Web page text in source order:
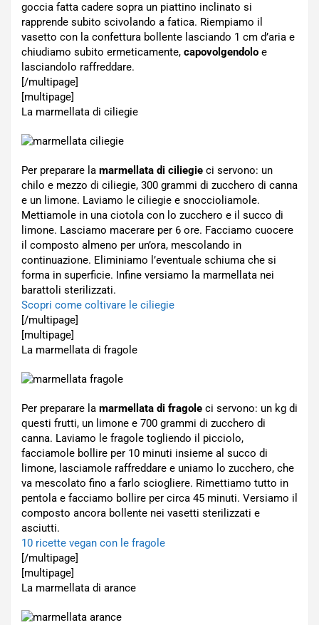
goccia fatta cadere sopra un piattino inclinato si
rapprende subito scivolando a fatica. Riempiamo il
vasetto con la confettura bollente lasciando 1 cm d’aria e
chiudiamo subito ermeticamente, capovolgendolo e
lasciandolo raffreddare.
[/multipage]
[multipage]
La marmellata di ciliegie
Per preparare la marmellata di ciliegie ci servono: un
chilo e mezzo di ciliegie, 300 grammi di zucchero di canna
e un limone. Laviamo le ciliegie e snoccioliamole.
Mettiamole in una ciotola con lo zucchero e il succo di
limone. Lasciamo macerare per 6 ore. Facciamo cuocere
il composto almeno per un’ora, mescolando in
continuazione. Eliminiamo l’eventuale schiuma che si
forma in superficie. Infine versiamo la marmellata nei
barattoli sterilizzati.
Scopri come coltivare le ciliegie
[/multipage]
[multipage]
La marmellata di fragole
Per preparare la marmellata di fragole ci servono: un kg di
questi frutti, un limone e 700 grammi di zucchero di
canna. Laviamo le fragole togliendo il picciolo,
facciamole bollire per 10 minuti insieme al succo di
limone, lasciamole raffreddare e uniamo lo zucchero, che
va mescolato fino a farlo sciogliere. Rimettiamo tutto in
pentola e facciamo bollire per circa 45 minuti. Versiamo il
composto ancora bollente nei vasetti sterilizzati e
asciutti.
10 ricette vegan con le fragole
[/multipage]
[multipage]
La marmellata di arance